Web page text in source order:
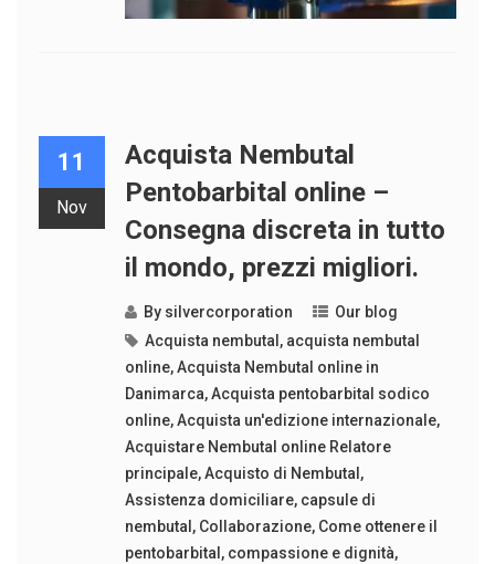
11
Nov
Acquista Nembutal
Pentobarbital online –
Consegna discreta in tutto
il mondo, prezzi migliori.
By silvercorporation
Our blog
Acquista nembutal , acquista nembutal
online,Acquista Nembutal online in
Danimarca,Acquista pentobarbital sodico
online,Acquista un'edizione internazionale,
Acquistare Nembutal online Relatore
principale,Acquisto di Nembutal ,
Assistenza domiciliare, capsule di
nembutal , Collaborazione, Come ottenere il
pentobarbital , compassione e dignità,